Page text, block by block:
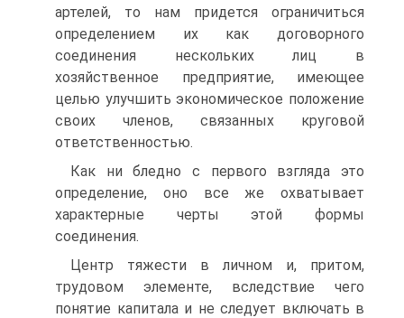
артелей, то нам придется ограничиться
определением их как договорного
соединения нескольких лиц в
хозяйственное предприятие, имеющее
целью улучшить экономическое положение
своих членов, связанных круговой
ответственностью.
Как ни бледно с первого взгляда это
определение, оно все же охватывает
характерные черты этой формы
соединения.
Центр тяжести в личном и, притом,
трудовом элементе, вследствие чего
понятие капитала и не следует включать в